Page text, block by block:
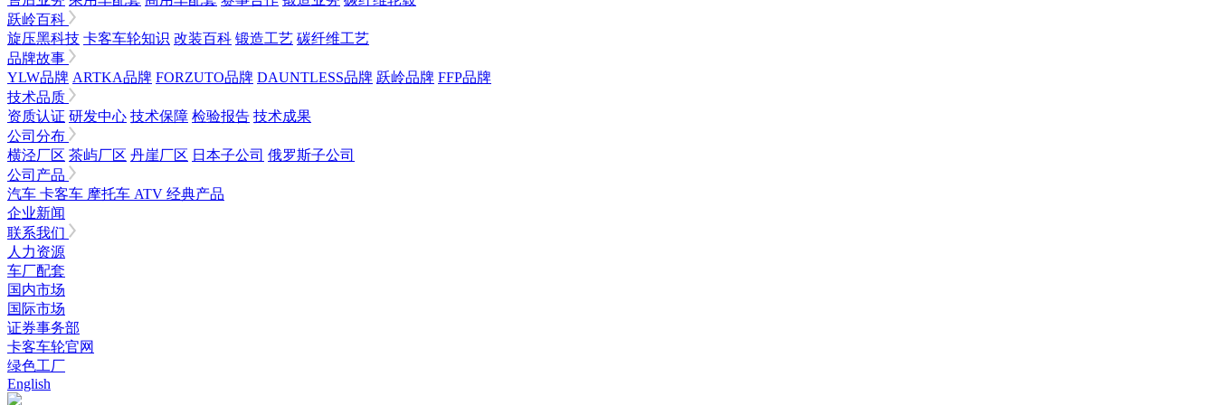
跃岭百科
旋压黑科技 卡客车轮知识 改装百科 锻造工艺 碳纤维工艺
品牌故事
YLW品牌 ARTKA品牌 FORZUTO品牌 DAUNTLESS品牌 跃岭品牌 FFP品牌
技术品质
资质认证 研发中心 技术保障 检验报告 技术成果
公司分布
横泾厂区 茶屿厂区 丹崖厂区 日本子公司 俄罗斯子公司
公司产品
汽车 卡客车 摩托车 ATV 经典产品
企业新闻
联系我们
人力资源
车厂配套
国内市场
国际市场
证券事务部
卡客车轮官网
绿色工厂
English